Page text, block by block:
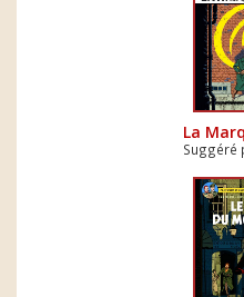
La
Suggéré